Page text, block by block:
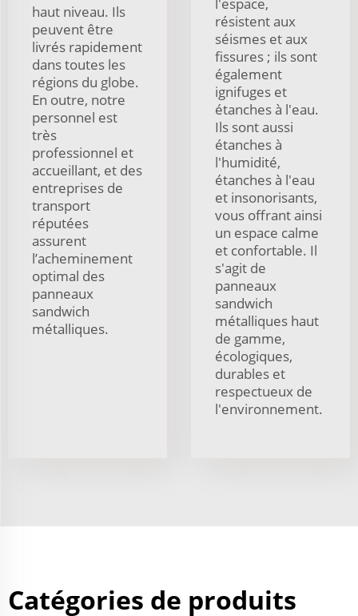
haut niveau. Ils
peuvent être
livrés rapidement
dans toutes les
régions du globe.
En outre, notre
personnel est
très
professionnel et
accueillant, et des
entreprises de
transport
réputées
assurent
l’acheminement
optimal des
panneaux
sandwich
métalliques.
résistent aux
séismes et aux
fissures ; ils sont
également
ignifuges et
étanches à l'eau.
Ils sont aussi
étanches à
l'humidité,
étanches à l'eau
et insonorisants,
vous offrant ainsi
un espace calme
et confortable. Il
s'agit de
panneaux
sandwich
métalliques haut
de gamme,
écologiques,
durables et
respectueux de
l'environnement.
Catégories de produits